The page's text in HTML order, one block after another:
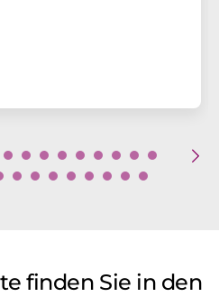
finden Sie in den